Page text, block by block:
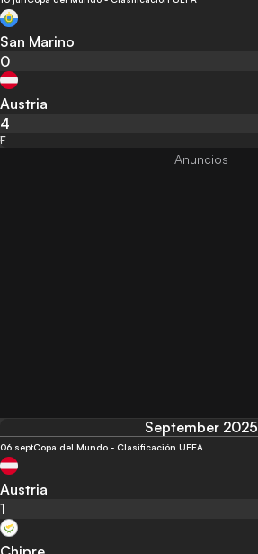
San Marino
0
Austria
4
F
September 2025
06 septCopa del Mundo - Clasificación UEFA
Austria
1